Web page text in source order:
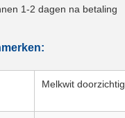
1-2 dagen na betaling
Melkwit doorzichtig